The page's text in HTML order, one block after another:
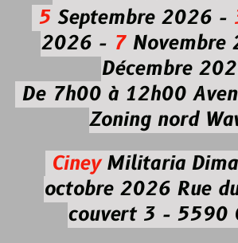
5Septembre 2026 -
2026 -7Novembre
Décembre
De 7h00 à 12h00
Zoning nord
CineyMilitaria
octobre 2026Rue
couvert 3 - 5590